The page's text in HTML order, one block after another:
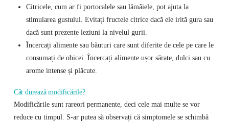
Citricele, cum ar fi portocalele sau lămâiele, pot ajuta la
stimularea gustului. Evitați fructele citrice dacă ele irită gura sau
dacă sunt prezente leziuni la nivelul gurii.
Încercați alimente sau băuturi care sunt diferite de cele pe care le
consumați de obicei. Încercați alimente ușor sărate, dulci sau cu
arome intense și plăcute.
Cât durează modificările?
Modificările sunt rareori permanente, deci cele mai multe se vor
reduce cu timpul. S-ar putea să observați că simptomele se schimbă